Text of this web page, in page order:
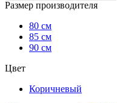
Размер производителя
80 см
85 см
90 см
Цвет
Коричневый